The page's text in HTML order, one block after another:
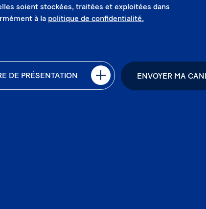
soient stockées, traitées et exploitées dans
à la politique de confidentialité.
DE PRÉSENTATION